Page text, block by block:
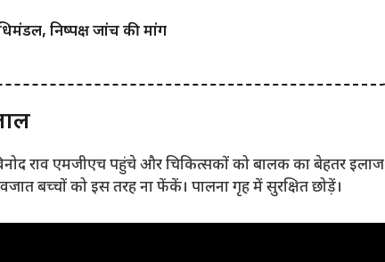
निष्पक्ष जांच की मांग
राव एमजीएच पहुंचे और चिकित्सकों को बालक का बेहतर इलाज
बच्चों को इस तरह ना फेंकें। पालना गृह में सुरक्षित छोड़ें।